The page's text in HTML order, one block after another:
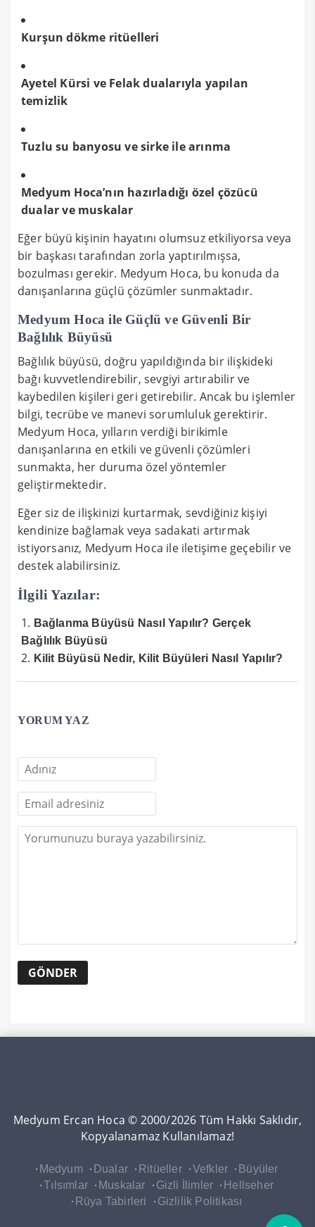
Kurşun dökme ritüelleri
Ayetel Kürsi ve Felak dualarıyla yapılan
temizlik
Tuzlu su banyosu ve sirke ile arınma
Medyum Hoca’nın hazırladığı özel çözücü
dualar ve muskalar
Eğer büyü kişinin hayatını olumsuz etkiliyorsa veya
bir başkası tarafından zorla yaptırılmışsa,
bozulması gerekir. Medyum Hoca, bu konuda da
danışanlarına güçlü çözümler sunmaktadır.
Medyum Hoca ile Güçlü ve Güvenli Bir
Bağlılık Büyüsü
Bağlılık büyüsü, doğru yapıldığında bir ilişkideki
bağı kuvvetlendirebilir, sevgiyi artırabilir ve
kaybedilen kişileri geri getirebilir. Ancak bu işlemler
bilgi, tecrübe ve manevi sorumluluk gerektirir.
Medyum Hoca, yılların verdiği birikimle
danışanlarına en etkili ve güvenli çözümleri
sunmakta, her duruma özel yöntemler
geliştirmektedir.
Eğer siz de ilişkinizi kurtarmak, sevdiğiniz kişiyi
kendinize bağlamak veya sadakati artırmak
istiyorsanız, Medyum Hoca ile iletişime geçebilir ve
destek alabilirsiniz.
İlgili Yazılar:
Bağlanma Büyüsü Nasıl Yapılır? Gerçek
Bağlılık Büyüsü
Kilit Büyüsü Nedir, Kilit Büyüleri Nasıl Yapılır?
YORUM YAZ
Medyum Ercan Hoca © 2000/2026 Tüm Hakkı Saklıdır,
Kopyalanamaz Kullanılamaz!
Medyum Dualar Ritüeller Vefkler
Büyüler
Tılsımlar
Muskalar Gizli İlimler
Hellseher
Rüya Tabirleri
Gizlilik Politikası